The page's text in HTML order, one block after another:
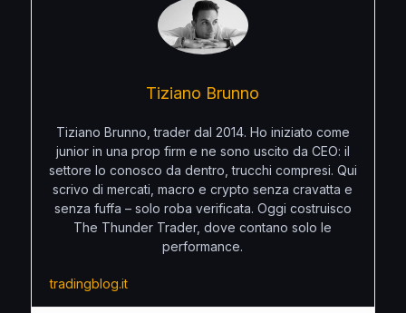
Tiziano Brunno
Tiziano Brunno, trader dal 2014. Ho iniziato come
junior in una prop firm e ne sono uscito da CEO: il
settore lo conosco da dentro, trucchi compresi. Qui
scrivo di mercati, macro e crypto senza cravatta e
senza fuffa – solo roba verificata. Oggi costruisco
The Thunder Trader, dove contano solo le
performance.
tradingblog.it